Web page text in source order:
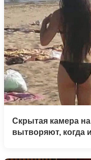
Скрытая камера
вытворяют, когда